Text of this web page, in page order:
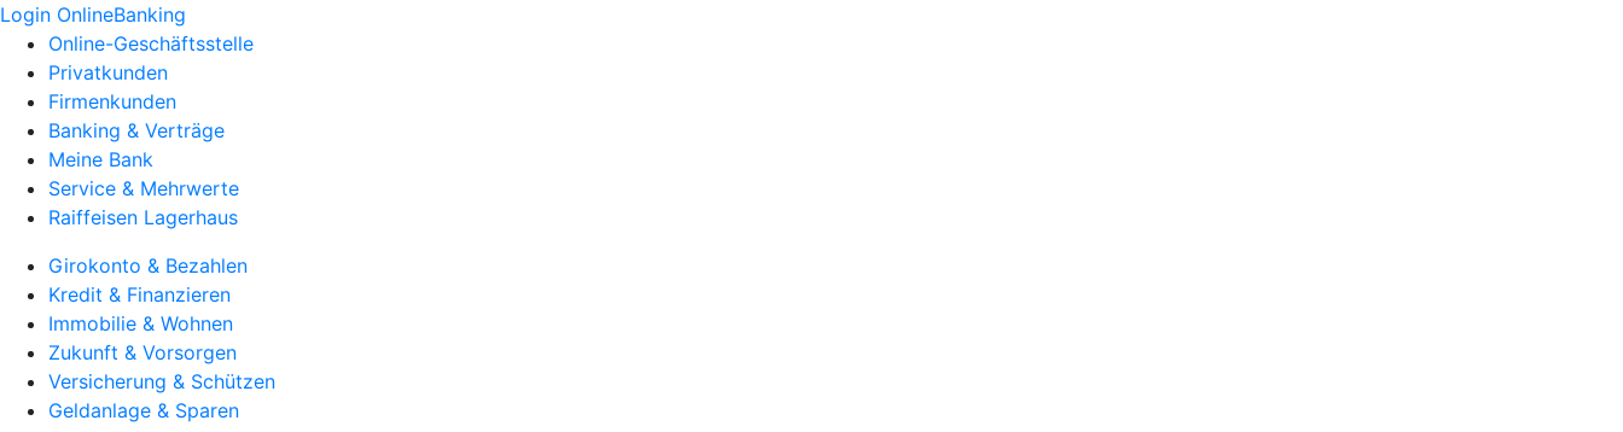
Login OnlineBanking
Online-Geschäftsstelle
Privatkunden
Firmenkunden
Banking & Verträge
Meine Bank
Service & Mehrwerte
Raiffeisen Lagerhaus
Girokonto & Bezahlen
Kredit & Finanzieren
Immobilie & Wohnen
Zukunft & Vorsorgen
Versicherung & Schützen
Geldanlage & Sparen